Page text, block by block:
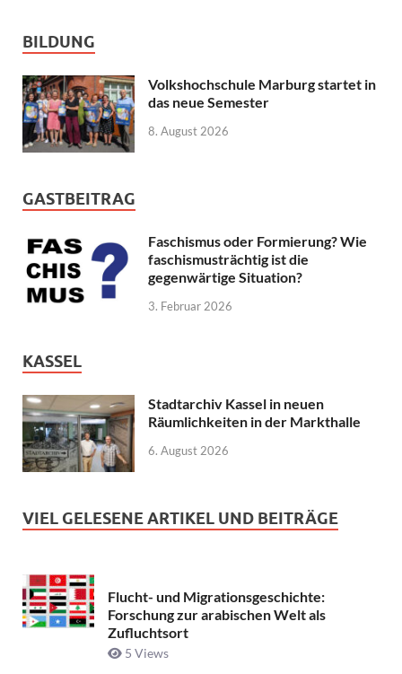
BILDUNG
Volkshochschule Marburg startet in
das neue Semester
8. August 2026
GASTBEITRAG
Faschismus oder Formierung? Wie
faschismusträchtig ist die
gegenwärtige Situation?
3. Februar 2026
KASSEL
Stadtarchiv Kassel in neuen
Räumlichkeiten in der Markthalle
6. August 2026
VIEL GELESENE ARTIKEL UND BEITRÄGE
Flucht- und Migrationsgeschichte:
Forschung zur arabischen Welt als
Zufluchtsort
5 Views